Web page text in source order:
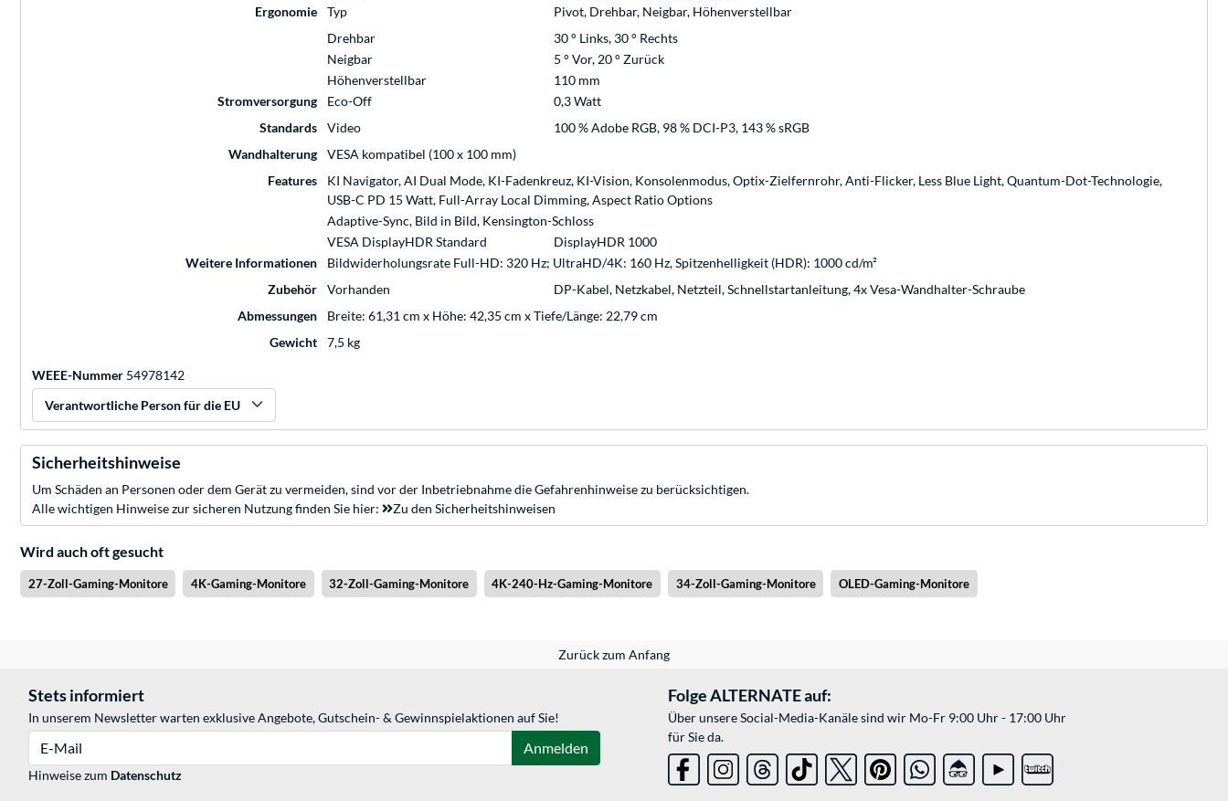
Ergonomie
Typ
Pivot, Drehbar, Neigbar, Höhenverstellbar
Drehbar
30 ° Links, 30 ° Rechts
Neigbar
5 ° Vor, 20 ° Zurück
Höhenverstellbar
110 mm
Stromversorgung
Eco-Off
0,3 Watt
Standards
Video
100 % Adobe RGB, 98 % DCI-P3, 143 % sRGB
Wandhalterung
VESA kompatibel (100 x 100 mm)
Features
KI Navigator, AI Dual Mode, KI-Fadenkreuz, KI-Vision, Konsolenmodus, Optix-Zielfernrohr, Anti-Flicker, Less Blue Light, Quantum-Dot-Technologie,
USB-C PD 15 Watt, Full-Array Local Dimming, Aspect Ratio Options
Adaptive-Sync, Bild in Bild, Kensington-Schloss
VESA DisplayHDR Standard
DisplayHDR 1000
Weitere Informationen
Bildwiderholungsrate Full-HD: 320 Hz; UltraHD/4K: 160 Hz, Spitzenhelligkeit (HDR): 1000 cd/m²
Zubehör
Vorhanden
DP-Kabel, Netzkabel, Netzteil, Schnellstartanleitung, 4x Vesa-Wandhalter-Schraube
Abmessungen
Breite: 61,31 cm x Höhe: 42,35 cm x Tiefe/Länge: 22,79 cm
Gewicht
7,5 kg
WEEE-Nummer 54978142
Verantwortliche Person für die EU
Sicherheitshinweise
Um Schäden an Personen oder dem Gerät zu vermeiden, sind vor der Inbetriebnahme die Gefahrenhinweise zu berücksichtigen.
Alle wichtigen Hinweise zur sicheren Nutzung finden Sie hier:
Zu den Sicherheitshinweisen
Wird auch oft gesucht
27-Zoll-Gaming-Monitore 4K-Gaming-Monitore 32-Zoll-Gaming-Monitore 4K-240-Hz-Gaming-Monitore 34-Zoll-Gaming-Monitore OLED-Gaming-Monitore
Zurück zum Anfang
Stets informiert
In unserem Newsletter warten exklusive Angebote, Gutschein- & Gewinnspielaktionen auf Sie!
Anmelden
Hinweise zum Datenschutz
Folge ALTERNATE auf:
Über unsere Social-Media-Kanäle sind wir Mo-Fr 9:00 Uhr - 17:00 Uhr
für Sie da.